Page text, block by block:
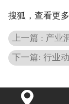
搜狐，查看更多
